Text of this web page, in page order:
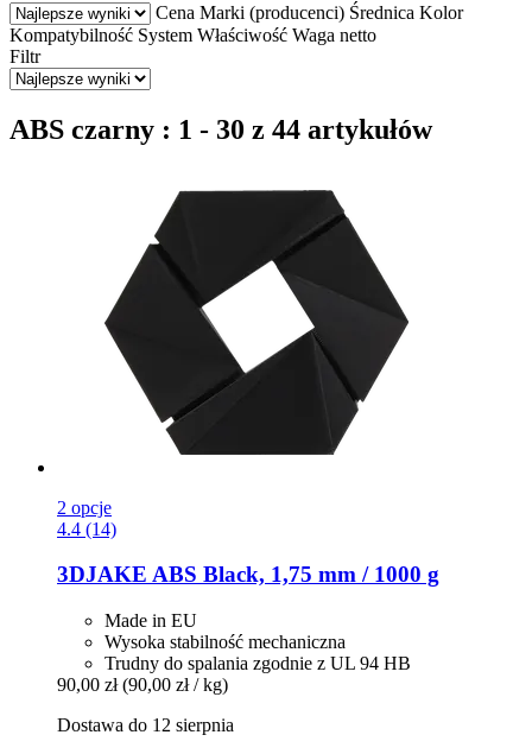
Cena Marki (producenci) Średnica Kolor
Kompatybilność System Właściwość Waga netto
Filtr
ABS czarny : 1 - 30 z 44 artykułów
2 opcje
4.4 (14)
3DJAKE ABS Black, 1,75 mm / 1000 g
Made in EU
Wysoka stabilność mechaniczna
Trudny do spalania zgodnie z UL 94 HB
90,00 zł (90,00 zł / kg)
Dostawa do 12 sierpnia